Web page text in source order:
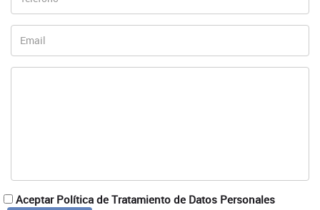
Aceptar Política de Tratamiento de Datos Personales